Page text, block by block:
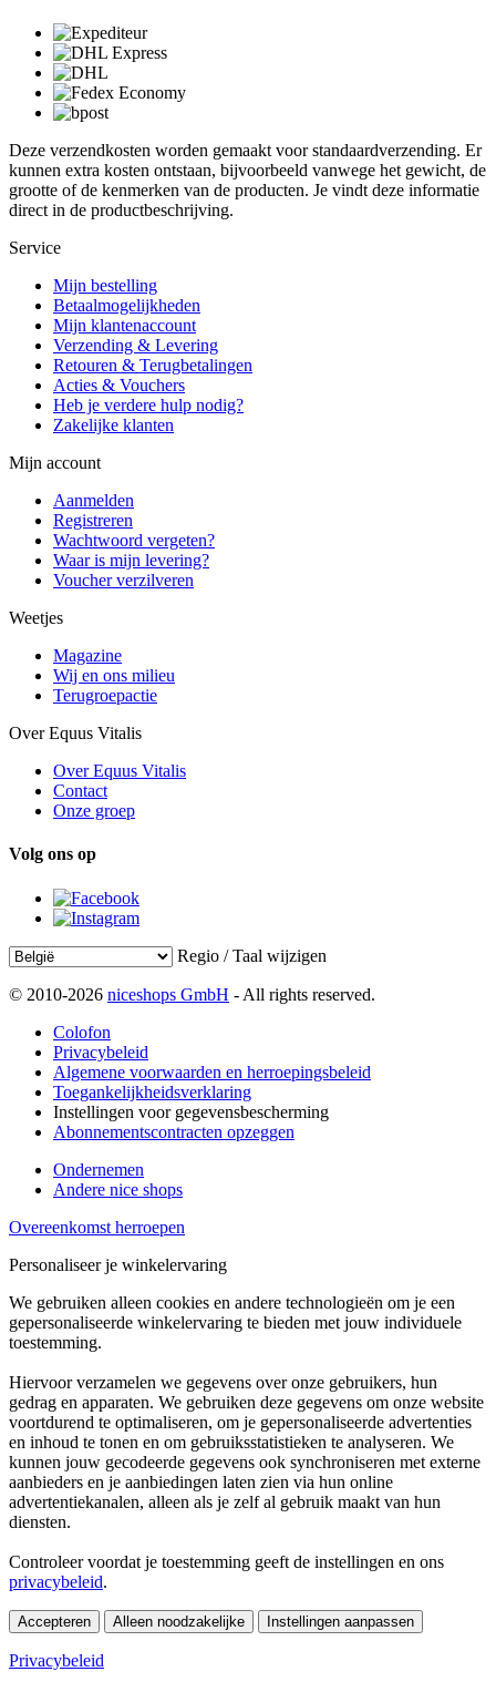
Deze verzendkosten worden gemaakt voor standaardverzending. Er
kunnen extra kosten ontstaan, bijvoorbeeld vanwege het gewicht, de
grootte of de kenmerken van de producten. Je vindt deze informatie
direct in de productbeschrijving.
Service
Mijn bestelling
Betaalmogelijkheden
Mijn klantenaccount
Verzending & Levering
Retouren & Terugbetalingen
Acties & Vouchers
Heb je verdere hulp nodig?
Zakelijke klanten
Mijn account
Aanmelden
Registreren
Wachtwoord vergeten?
Waar is mijn levering?
Voucher verzilveren
Weetjes
Magazine
Wij en ons milieu
Terugroepactie
Over Equus Vitalis
Over Equus Vitalis
Contact
Onze groep
Volg ons op
Regio / Taal wijzigen
© 2010-2026 niceshops GmbH - All rights reserved.
Colofon
Privacybeleid
Algemene voorwaarden en herroepingsbeleid
Toegankelijkheidsverklaring
Instellingen voor gegevensbescherming
Abonnementscontracten opzeggen
Ondernemen
Andere nice shops
Overeenkomst herroepen
Personaliseer je winkelervaring
We gebruiken alleen cookies en andere technologieën om je een
gepersonaliseerde winkelervaring te bieden met jouw individuele
toestemming.
Hiervoor verzamelen we gegevens over onze gebruikers, hun
gedrag en apparaten. We gebruiken deze gegevens om onze website
voortdurend te optimaliseren, om je gepersonaliseerde advertenties
en inhoud te tonen en om gebruiksstatistieken te analyseren. We
kunnen jouw gecodeerde gegevens ook synchroniseren met externe
aanbieders en je aanbiedingen laten zien via hun online
advertentiekanalen, alleen als je zelf al gebruik maakt van hun
diensten.
Controleer voordat je toestemming geeft de instellingen en ons
privacybeleid.
Accepteren Alleen noodzakelijke Instellingen aanpassen
Privacybeleid